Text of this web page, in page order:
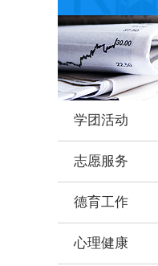
学团活动
志愿服务
德育工作
心理健康